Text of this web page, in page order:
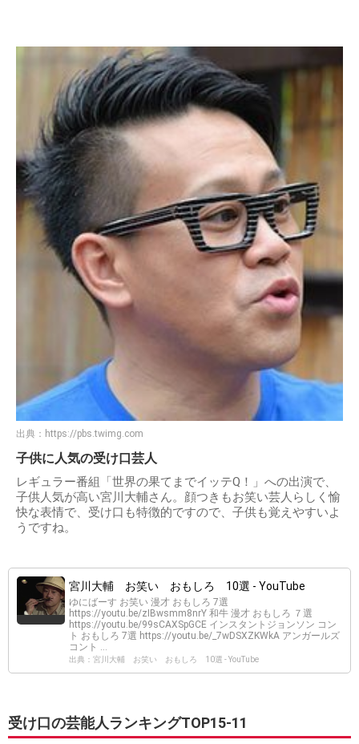
出典： https://pbs.twimg.com
子供に人気の受け口芸人
レギュラー番組「世界の果てまでイッテQ！」への出演で、
子供人気が高い宮川大輔さん。顔つきもお笑い芸人らしく愉
快な表情で、受け口も特徴的ですので、子供も覚えやすいよ
うですね。
宮川大輔 お笑い おもしろ 10選 - YouTube
ゆにばーす お笑い 漫才 おもしろ 7選
https://youtu.be/zIBwsmm8nrY 和牛 漫才 おもしろ ７選
https://youtu.be/99sCAXSpGCE インスタントジョンソン コン
ト おもしろ 7選 https://youtu.be/_7wDSXZKWkA アンガールズ
コント ...
出典：宮川大輔 お笑い おもしろ 10選 - YouTube
受け口の芸能人ランキングTOP15-11